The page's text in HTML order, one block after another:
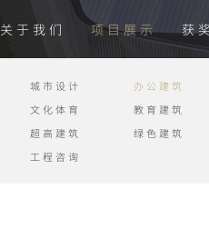
关于我们 项目展示 获
城市设计 办公建筑
文化体育
教育建筑
超高建筑
绿色建筑
工程咨询